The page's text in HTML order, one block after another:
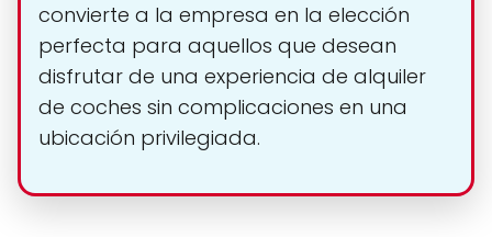
convierte a la empresa en la elección
perfecta para aquellos que desean
disfrutar de una experiencia de alquiler
de coches sin complicaciones en una
ubicación privilegiada.